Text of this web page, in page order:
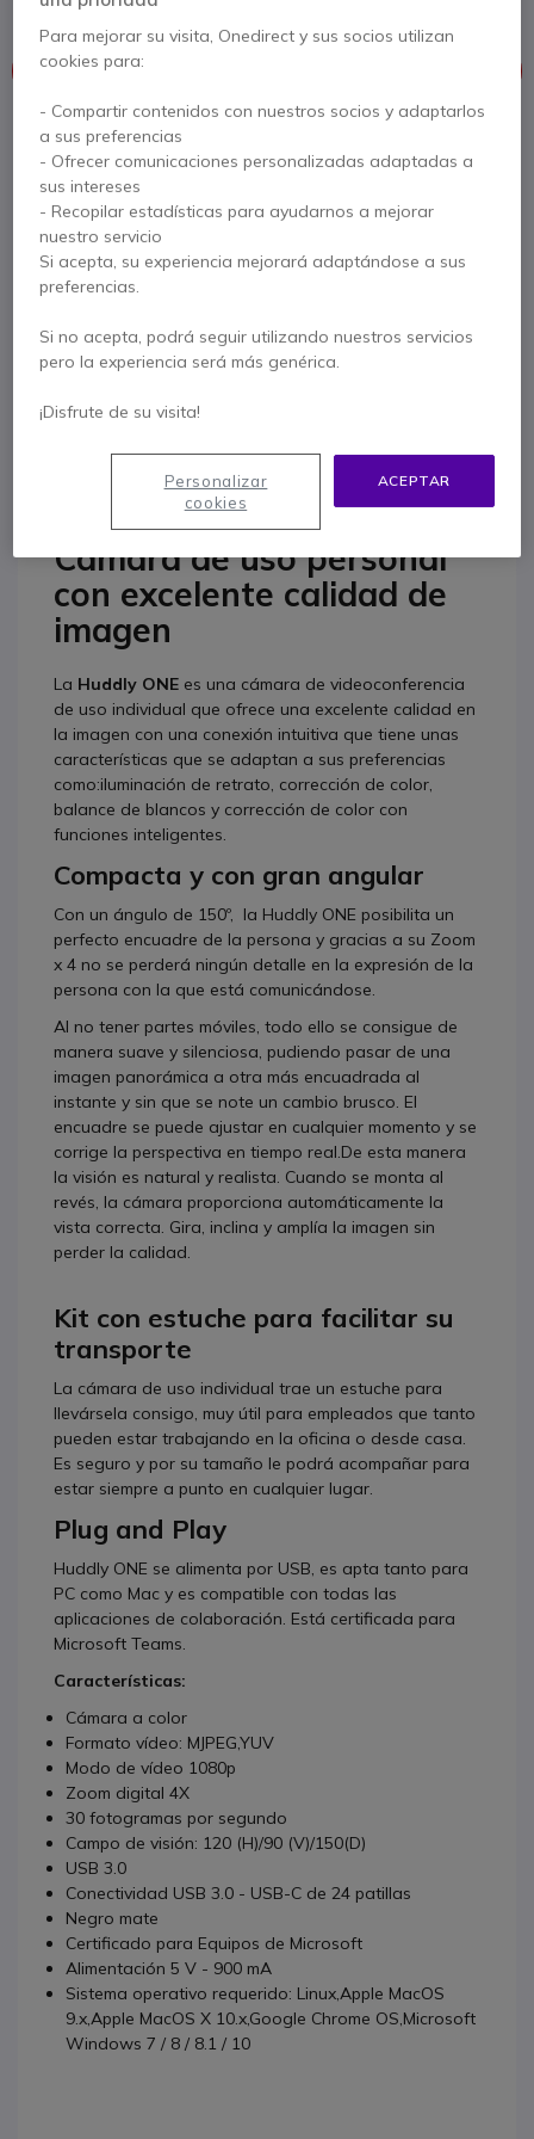
Este producto está discontinuado
Para satisfacer mejor sus necesidades, le ofrecemos una lista
de productos similares
Ver productos similares
Contacte a nuestros expertos -
900 80 26 26
F.A.Q Live Chat
Descripción producto
Cámara de uso personal
con excelente calidad de
imagen
La Huddly ONE es una cámara de videoconferencia
de uso individual que ofrece una excelente calidad en
la imagen con una conexión intuitiva que tiene unas
características que se adaptan a sus preferencias
como:iluminación de retrato, corrección de color,
balance de blancos y corrección de color con
funciones inteligentes.
Compacta y con gran angular
Con un ángulo de 150º, la Huddly ONE posibilita un
perfecto encuadre de la persona y gracias a su Zoom
x 4 no se perderá ningún detalle en la expresión de la
persona con la que está comunicándose.
Al no tener partes móviles, todo ello se consigue de
manera suave y silenciosa, pudiendo pasar de una
imagen panorámica a otra más encuadrada al
instante y sin que se note un cambio brusco. El
encuadre se puede ajustar en cualquier momento y se
corrige la perspectiva en tiempo real.De esta manera
la visión es natural y realista. Cuando se monta al
revés, la cámara proporciona automáticamente la
vista correcta. Gira, inclina y amplía la imagen sin
perder la calidad.
Kit con estuche para facilitar su
transporte
La cámara de uso individual trae un estuche para
llevársela consigo, muy útil para empleados que tanto
pueden estar trabajando en la oficina o desde casa.
Es seguro y por su tamaño le podrá acompañar para
estar siempre a punto en cualquier lugar.
Plug and Play
Huddly ONE se alimenta por USB, es apta tanto para
PC como Mac y es compatible con todas las
aplicaciones de colaboración. Está certificada para
Microsoft Teams.
Características:
Cámara a color
Formato vídeo: MJPEG,YUV
Modo de vídeo 1080p
Zoom digital 4X
30 fotogramas por segundo
Campo de visión: 120 (H)/90 (V)/150(D)
USB 3.0
Conectividad USB 3.0 - USB-C de 24 patillas
Negro mate
Certificado para Equipos de Microsoft
Alimentación 5 V - 900 mA
Sistema operativo requerido: Linux,Apple MacOS
9.x,Apple MacOS X 10.x,Google Chrome OS,Microsoft
Windows 7 / 8 / 8.1 / 10
Para mejorar su visita, Onedirect y sus socios utilizan
cookies para:
- Compartir contenidos con nuestros socios y adaptarlos
a sus preferencias
- Ofrecer comunicaciones personalizadas adaptadas a
sus intereses
- Recopilar estadísticas para ayudarnos a mejorar
nuestro servicio
Si acepta, su experiencia mejorará adaptándose a sus
preferencias.
Si no acepta, podrá seguir utilizando nuestros servicios
pero la experiencia será más genérica.
¡Disfrute de su visita!
ACEPTAR
Personalizar
cookies